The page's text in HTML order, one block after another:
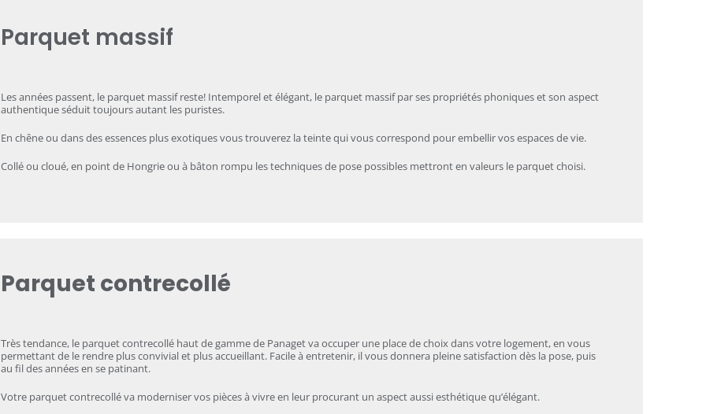
Parquet massif
Les années passent, le parquet massif reste! Intemporel et élégant, le parquet massif par ses propriétés phoniques et son aspect
authentique séduit toujours autant les puristes.
En chêne ou dans des essences plus exotiques vous trouverez la teinte qui vous correspond pour embellir vos espaces de vie.
Collé ou cloué, en point de Hongrie ou à bâton rompu les techniques de pose possibles mettront en valeurs le parquet choisi.
Parquet contrecollé
Très tendance, le parquet contrecollé haut de gamme de Panaget va occuper une place de choix dans votre logement, en vous
permettant de le rendre plus convivial et plus accueillant. Facile à entretenir, il vous donnera pleine satisfaction dès la pose, puis
au fil des années en se patinant.
Votre parquet contrecollé va moderniser vos pièces à vivre en leur procurant un aspect aussi esthétique qu’élégant.